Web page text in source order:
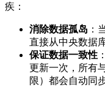
疾：
消除数据孤岛 ：
直接从中央数据
保证数据一致性
更新一次，所有
限）都会自动同